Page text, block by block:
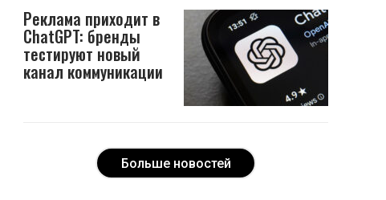
Реклама приходит в
ChatGPT: бренды
тестируют новый
канал коммуникации
Больше новостей